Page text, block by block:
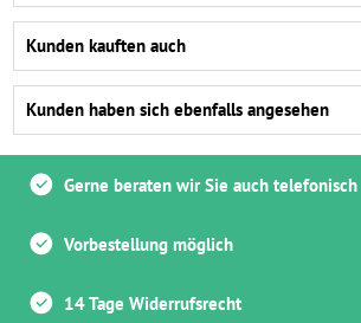
Kunden kauften auch
Kunden haben sich ebenfalls angesehen
Gerne beraten wir Sie auch telefonisch
Vorbestellung möglich
14 Tage Widerrufsrecht